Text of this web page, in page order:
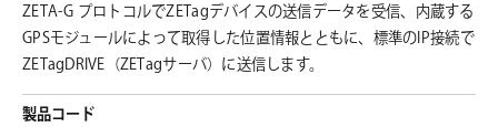
ZETA-G プロトコルでZETagデバイスの送信データを受信、内蔵する
GPSモジュールによって取得した位置情報とともに、標準のIP接続で
ZETagDRIVE（ZETagサーバ）に送信します。
製品コード